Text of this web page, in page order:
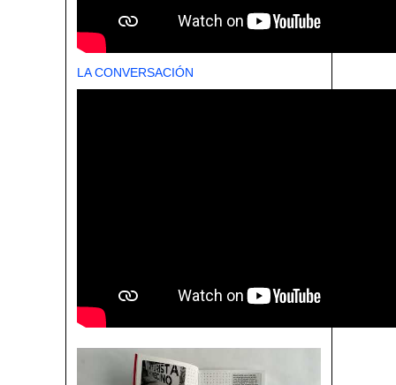
LA CONVERSACIÓN